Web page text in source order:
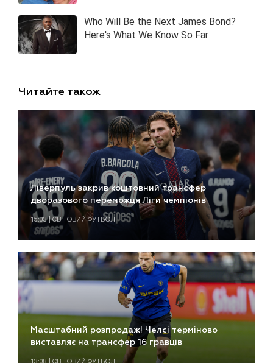
Читайте також
Ліверпуль закрив коштовний трансфер
дворазового переможця Ліги чемпіонів
15:03 | СВІТОВИЙ ФУТБОЛ
Масштабний розпродаж! Челсі терміново
виставляє на трансфер 16 гравців